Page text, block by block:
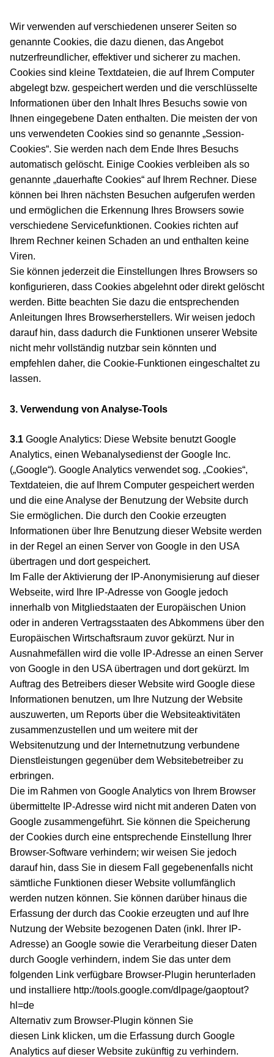
Wir verwenden auf verschiedenen unserer Seiten so
genannte Cookies, die dazu dienen, das Angebot
nutzerfreundlicher, effektiver und sicherer zu machen.
Cookies sind kleine Textdateien, die auf Ihrem Computer
abgelegt bzw. gespeichert werden und die verschlüsselte
Informationen über den Inhalt Ihres Besuchs sowie von
Ihnen eingegebene Daten enthalten. Die meisten der von
uns verwendeten Cookies sind so genannte „Session-
Cookies“. Sie werden nach dem Ende Ihres Besuchs
automatisch gelöscht. Einige Cookies verbleiben als so
genannte „dauerhafte Cookies“ auf Ihrem Rechner. Diese
können bei Ihren nächsten Besuchen aufgerufen werden
und ermöglichen die Erkennung Ihres Browsers sowie
verschiedene Servicefunktionen. Cookies richten auf
Ihrem Rechner keinen Schaden an und enthalten keine
Viren.
Sie können jederzeit die Einstellungen Ihres Browsers so
konfigurieren, dass Cookies abgelehnt oder direkt gelöscht
werden. Bitte beachten Sie dazu die entsprechenden
Anleitungen Ihres Browserherstellers. Wir weisen jedoch
darauf hin, dass dadurch die Funktionen unserer Website
nicht mehr vollständig nutzbar sein könnten und
empfehlen daher, die Cookie-Funktionen eingeschaltet zu
lassen.
3. Verwendung von Analyse-Tools
3.1 Google Analytics: Diese Website benutzt Google
Analytics, einen Webanalysedienst der Google Inc.
(„Google“). Google Analytics verwendet sog. „Cookies“,
Textdateien, die auf Ihrem Computer gespeichert werden
und die eine Analyse der Benutzung der Website durch
Sie ermöglichen. Die durch den Cookie erzeugten
Informationen über Ihre Benutzung dieser Website werden
in der Regel an einen Server von Google in den USA
übertragen und dort gespeichert.
Im Falle der Aktivierung der IP-Anonymisierung auf dieser
Webseite, wird Ihre IP-Adresse von Google jedoch
innerhalb von Mitgliedstaaten der Europäischen Union
oder in anderen Vertragsstaaten des Abkommens über den
Europäischen Wirtschaftsraum zuvor gekürzt. Nur in
Ausnahmefällen wird die volle IP-Adresse an einen Server
von Google in den USA übertragen und dort gekürzt. Im
Auftrag des Betreibers dieser Website wird Google diese
Informationen benutzen, um Ihre Nutzung der Website
auszuwerten, um Reports über die Websiteaktivitäten
zusammenzustellen und um weitere mit der
Websitenutzung und der Internetnutzung verbundene
Dienstleistungen gegenüber dem Websitebetreiber zu
erbringen.
Die im Rahmen von Google Analytics von Ihrem Browser
übermittelte IP-Adresse wird nicht mit anderen Daten von
Google zusammengeführt. Sie können die Speicherung
der Cookies durch eine entsprechende Einstellung Ihrer
Browser-Software verhindern; wir weisen Sie jedoch
darauf hin, dass Sie in diesem Fall gegebenenfalls nicht
sämtliche Funktionen dieser Website vollumfänglich
werden nutzen können. Sie können darüber hinaus die
Erfassung der durch das Cookie erzeugten und auf Ihre
Nutzung der Website bezogenen Daten (inkl. Ihrer IP-
Adresse) an Google sowie die Verarbeitung dieser Daten
durch Google verhindern, indem Sie das unter dem
folgenden Link verfügbare Browser-Plugin herunterladen
und installiere http://tools.google.com/dlpage/gaoptout?
hl=de
Alternativ zum Browser-Plugin können Sie
diesen Link klicken, um die Erfassung durch Google
Analytics auf dieser Website zukünftig zu verhindern.